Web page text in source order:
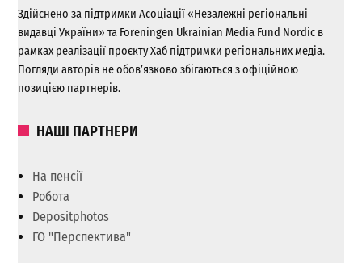
Здійснено за підтримки Асоціації «Незалежні регіональні
видавці України» та Foreningen Ukrainian Media Fund Nordic в
рамках реалізації проєкту Хаб підтримки регіональних медіа.
Погляди авторів не обов’язково збігаються з офіційною
позицією партнерів.
НАШІ ПАРТНЕРИ
На пенсії
Робота
Depositphotos
ГО "Перспектива"